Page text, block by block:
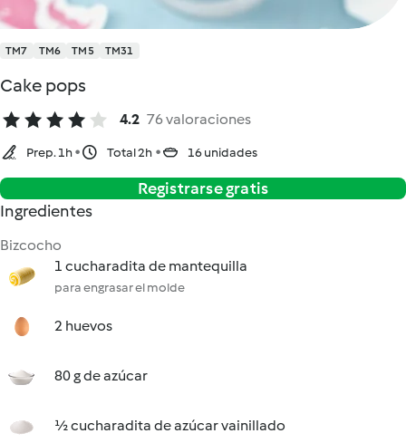
TM7 TM6 TM5 TM31
Cake pops
4.2 76 valoraciones
Prep. 1h Total 2h 16 unidades
Registrarse gratis
Ingredientes
Bizcocho
1 cucharadita de mantequilla
para engrasar el molde
2 huevos
80 g de azúcar
½ cucharadita de azúcar vainillado